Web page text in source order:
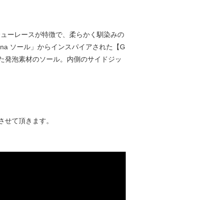
ーレースが特徴で、柔らかく馴染みの
ソール」からインスパイアされた【G
発泡素材のソール。内側のサイドジッ
て頂きます。